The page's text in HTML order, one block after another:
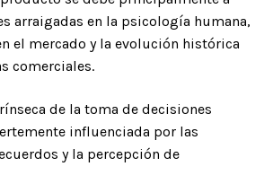
arraigadas en la psicología humana,
el mercado y la evolución histórica
comerciales.
de la toma de decisiones
influenciada por las
y la percepción de